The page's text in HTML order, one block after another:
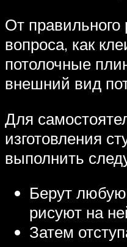
От
вопроса, как
потолочные
внешний вид
Для
изготовления
выполнить
Берут
рисуют на
Затем